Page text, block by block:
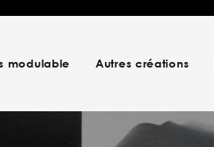
modulable Autres créations